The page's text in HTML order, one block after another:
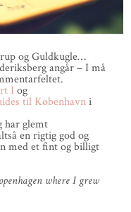
og Guldkugle…
angår – I må
I og
til Københavni
har glemt
en rigtig god og
med et fint og billigt
where I grew